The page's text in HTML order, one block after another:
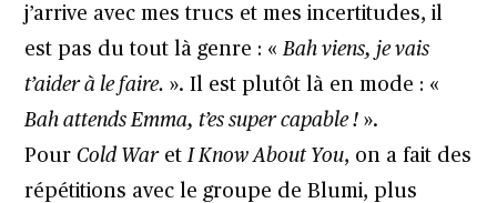
j’arrive avec mes trucs et mes incertitudes, il
est pas du tout là genre : «Bah viens, je vais
t’aider à le faire. ». Il est plutôt là en mode : «
Bah attends Emma, t’es super capable ! ».
PourCold WaretI Know About You, on a fait des
répétitions avec le groupe de Blumi, plus